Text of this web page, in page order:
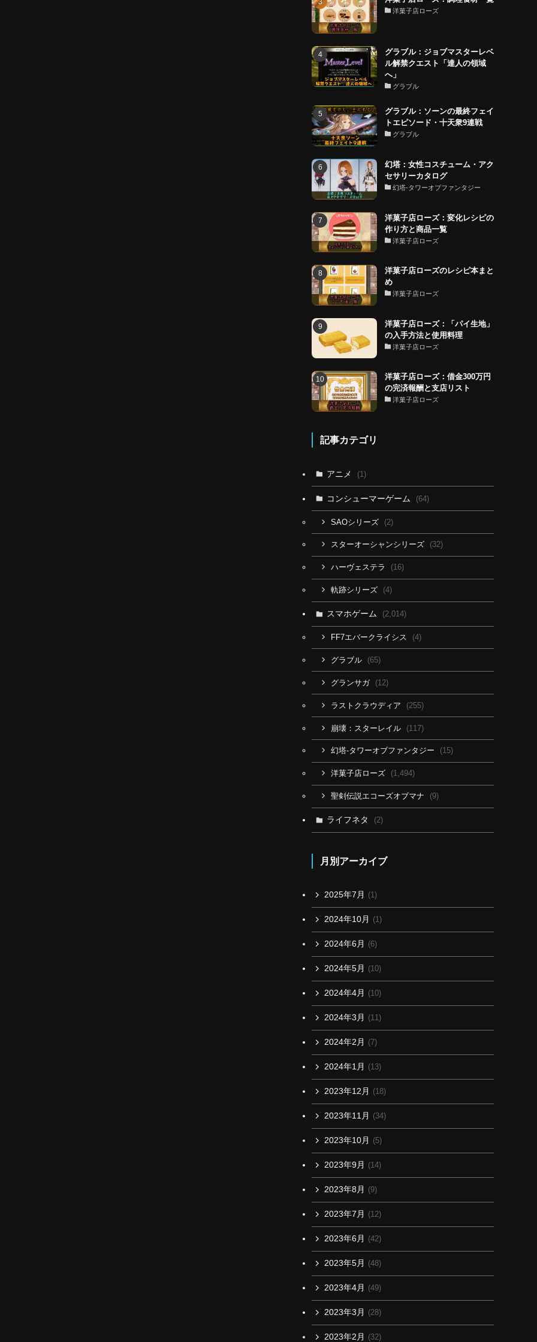
洋菓子店ローズ
グラブル：ジョブマスターレベ
ル解禁クエスト「達人の領域
へ」
グラブル
グラブル：ソーンの最終フェイ
トエピソード・十天衆9連戦
グラブル
幻塔：女性コスチューム・アク
セサリーカタログ
幻塔-タワーオブファンタジー
洋菓子店ローズ：変化レシピの
作り方と商品一覧
洋菓子店ローズ
洋菓子店ローズのレシピ本まと
め
洋菓子店ローズ
洋菓子店ローズ：「パイ生地」
の入手方法と使用料理
洋菓子店ローズ
洋菓子店ローズ：借金300万円
の完済報酬と支店リスト
洋菓子店ローズ
記事カテゴリ
アニメ (1)
コンシューマーゲーム (64)
SAOシリーズ (2)
スターオーシャンシリーズ (32)
ハーヴェステラ (16)
軌跡シリーズ (4)
スマホゲーム (2,014)
FF7エバークライシス (4)
グラブル (65)
グランサガ (12)
ラストクラウディア (255)
崩壊：スターレイル (117)
幻塔-タワーオブファンタジー (15)
洋菓子店ローズ (1,494)
聖剣伝説エコーズオブマナ (9)
ライフネタ (2)
月別アーカイブ
2025年7月 (1)
2024年10月 (1)
2024年6月 (6)
2024年5月 (10)
2024年4月 (10)
2024年3月 (11)
2024年2月 (7)
2024年1月 (13)
2023年12月 (18)
2023年11月 (34)
2023年10月 (5)
2023年9月 (14)
2023年8月 (9)
2023年7月 (12)
2023年6月 (42)
2023年5月 (48)
2023年4月 (49)
2023年3月 (28)
2023年2月 (32)